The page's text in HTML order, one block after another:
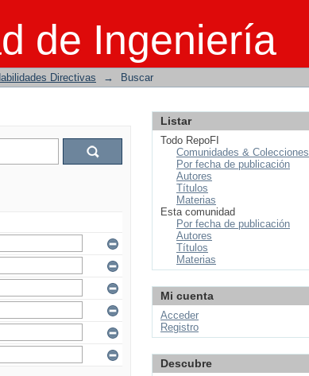
de Ingeniería
Directivas → Buscar
Listar
Todo RepoFI
Comunidades & Colecciones
Por fecha de publicación
Autores
Títulos
Materias
Esta comunidad
Por fecha de publicación
Autores
Títulos
Materias
Mi cuenta
Acceder
Registro
Descubre